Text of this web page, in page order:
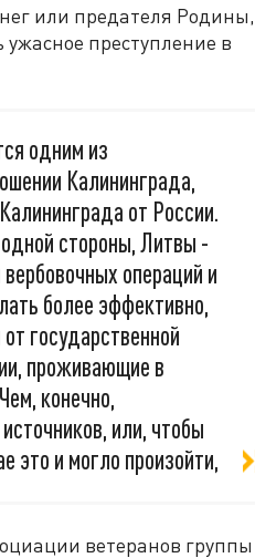
или предателя Родины,
ужасное преступление в
одним из
Калининграда,
от России.
стороны, Литвы -
операций и
более эффективно,
государственной
проживающие в
конечно,
или, чтобы
это и могло произойти,
ветеранов группы